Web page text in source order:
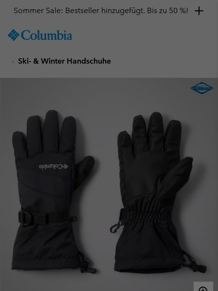
TO
SKIP
MAIN
TO
Sommer Sale: Bestseller hinzugefügt. Bis zu 50 %!
Ski- & Winter Handschuhe